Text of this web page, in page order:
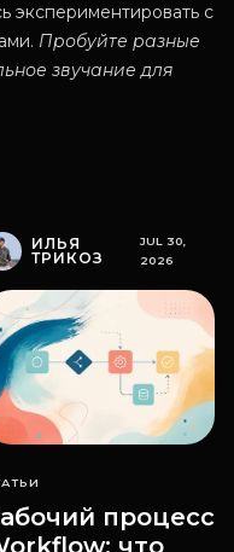
экспериментировать с
Пробуйте разные
звучание для
ИЛЬЯ
ТРИКОЗ
JUL 30,
2026
процесс
что